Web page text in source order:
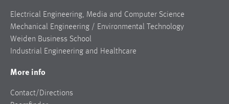
Electrical Engineering, Media and Computer Science
Mechanical Engineering / Environmental Technology
Weiden Business School
Industrial Engineering and Healthcare
More info
Contact/Directions